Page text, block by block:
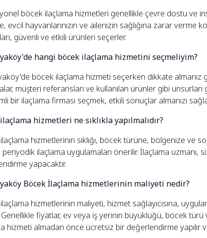
böcek ilaçlama hizmetleri genellikle çevre dostu ve
evcil hayvanlarınızın ve ailenizin sağlığına zarar
güvenli ve etkili ürünleri seçerler.
hangi böcek ilaçlama hizmetini seçmeliyim?
böcek ilaçlama hizmeti seçerken dikkate almanız
müşteri referansları ve kullanılan ürünler gibi unsurları
bir ilaçlama firması seçmek, etkili sonuçlar almanızı
hizmetleri ne sıklıkla yapılmalıdır?
hizmetlerinin sıklığı, böcek türüne, bölgenize ve
ilaçlama uygulamaları önerilir. İlaçlama uzmanı,
yapacaktır.
Böcek İlaçlama hizmetlerinin maliyeti nedir?
hizmetlerinin maliyeti, hizmet sağlayıcısına,
Genellikle fiyatlar, ev veya iş yerinin büyüklüğü, böcek
hizmeti almadan önce ücretsiz bir değerlendirme yapılır